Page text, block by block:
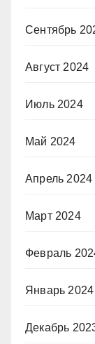
Сентябрь
Август 2024
Июль 2024
Май 2024
Апрель 2024
Март 2024
Февраль
Январь 2024
Декабрь